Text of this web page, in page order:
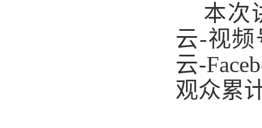
本次
云-视频
云-
观众累